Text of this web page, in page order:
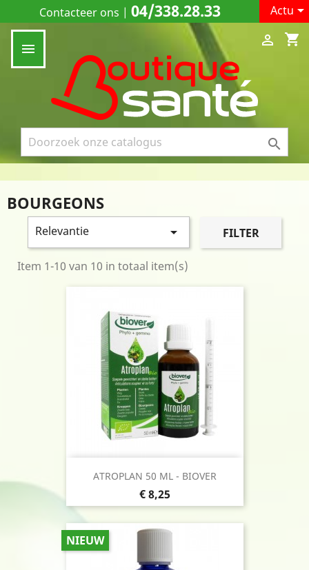
Contacteer ons | 04/338.28.33 Actu

shopping_cart


BOURGEONS
Relevantie  FILTER
Item 1-10 van 10 in totaal item(s)
ATROPLAN 50 ML - BIOVER
Prijs
€ 8,25
NIEUW